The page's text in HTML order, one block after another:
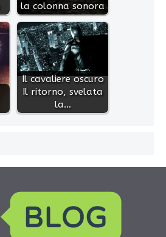
la colonna sonora
Il cavaliere oscuro
Il ritorno, svelata
la…